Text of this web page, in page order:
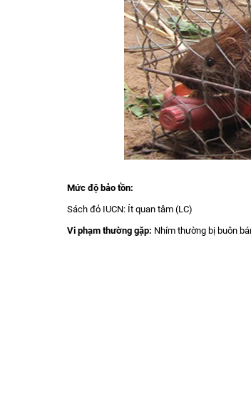
Mức độ bảo tồn:
Sách đỏ IUCN: Ít quan tâm (LC)
Vi phạm thường gặp: Nhím thường bị buôn